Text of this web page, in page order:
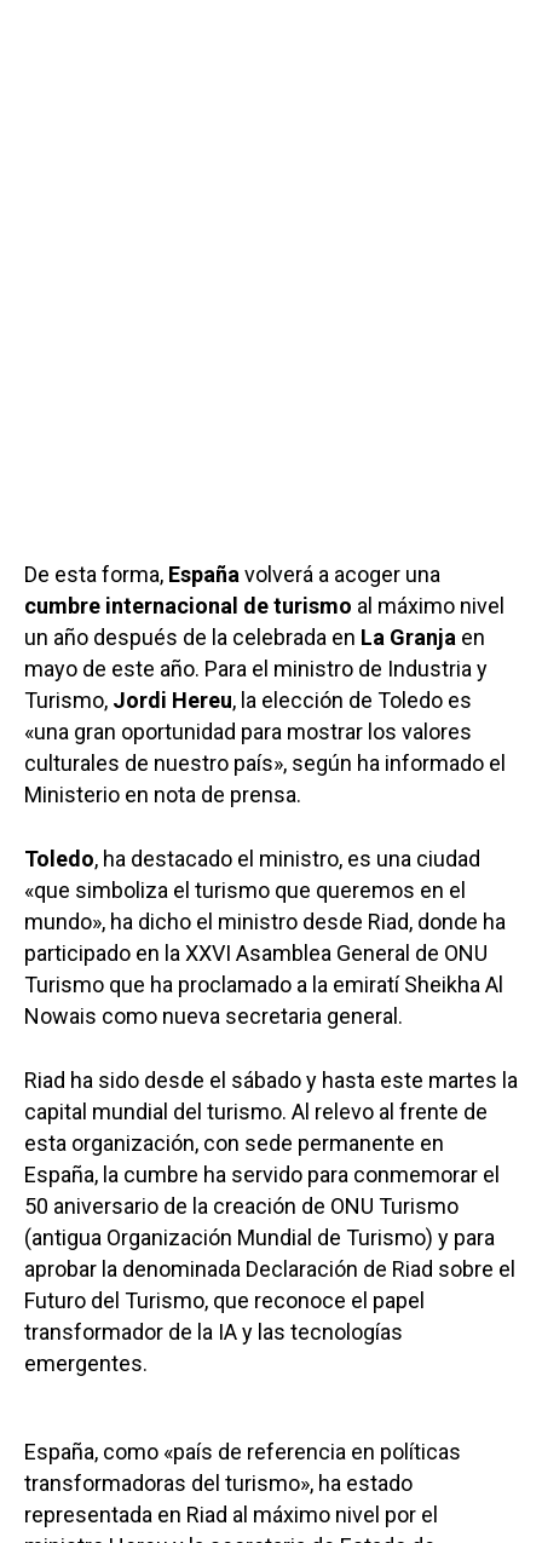
De esta forma, España volverá a acoger una
cumbre internacional de turismo al máximo nivel
un año después de la celebrada en La Granja en
mayo de este año. Para el ministro de Industria y
Turismo, Jordi Hereu, la elección de Toledo es
«una gran oportunidad para mostrar los valores
culturales de nuestro país», según ha informado el
Ministerio en nota de prensa.
Toledo, ha destacado el ministro, es una ciudad
«que simboliza el turismo que queremos en el
mundo», ha dicho el ministro desde Riad, donde ha
participado en la XXVI Asamblea General de ONU
Turismo que ha proclamado a la emiratí Sheikha Al
Nowais como nueva secretaria general.
Riad ha sido desde el sábado y hasta este martes la
capital mundial del turismo. Al relevo al frente de
esta organización, con sede permanente en
España, la cumbre ha servido para conmemorar el
50 aniversario de la creación de ONU Turismo
(antigua Organización Mundial de Turismo) y para
aprobar la denominada Declaración de Riad sobre el
Futuro del Turismo, que reconoce el papel
transformador de la IA y las tecnologías
emergentes.
España, como «país de referencia en políticas
transformadoras del turismo», ha estado
representada en Riad al máximo nivel por el